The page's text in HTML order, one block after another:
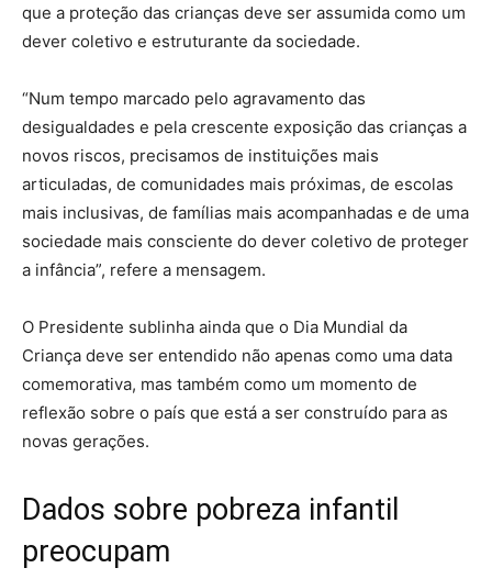
que a proteção das crianças deve ser assumida como um
dever coletivo e estruturante da sociedade.
“Num tempo marcado pelo agravamento das
desigualdades e pela crescente exposição das crianças a
novos riscos, precisamos de instituições mais
articuladas, de comunidades mais próximas, de escolas
mais inclusivas, de famílias mais acompanhadas e de uma
sociedade mais consciente do dever coletivo de proteger
a infância”, refere a mensagem.
O Presidente sublinha ainda que o Dia Mundial da
Criança deve ser entendido não apenas como uma data
comemorativa, mas também como um momento de
reflexão sobre o país que está a ser construído para as
novas gerações.
Dados sobre pobreza infantil
preocupam